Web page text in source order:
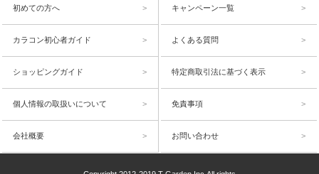
初めての方へ キャンペーン一覧
カラコン初心者ガイド よくある質問
ショッピングガイド 特定商取引法に基づく表示
個人情報の取扱いについて 免責事項
会社概要 お問い合わせ